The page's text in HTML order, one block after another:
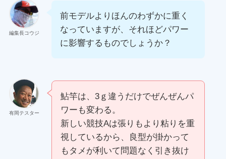
編集長コウジ
前モデルよりほんのわずかに重く
なっていますが、それほどパワー
に影響するものでしょうか？
有岡テスター
鮎竿は、3ｇ違うだけでぜんぜんパ
ワーも変わる。
新しい競技Aは張りもより粘りを重
視しているから、良型が掛かって
もタメが利いて問題なく引き抜け